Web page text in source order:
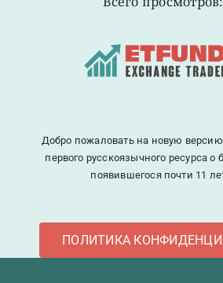
Добро пожаловать на новую версию
первого русскоязычного ресурса
появившегося почти 11
ПОЛИТИКА